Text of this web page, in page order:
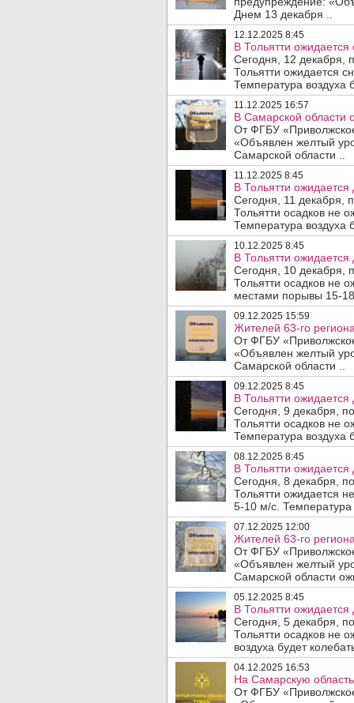
Днем 13 декабря ..
12.12.2025 8:45
В Тольятти
Сегодня, 12 декабря,
Тольятти ожидается
Температура воздуха
11.12.2025 16:57
В Самарской области
От ФГБУ
«Объявлен желтый
Самарской области ..
11.12.2025 8:45
В Тольятти ожидается
Сегодня, 11 декабря,
Тольятти осадков не
Температура воздуха
10.12.2025 8:45
В Тольятти ожидается
Сегодня, 10 декабря,
Тольятти осадков не
местами порывы 15-
09.12.2025 15:59
Жителей 63-го
От ФГБУ
«Объявлен желтый
Самарской области ..
09.12.2025 8:45
В Тольятти ожидается
Сегодня, 9 декабря,
Тольятти осадков не
Температура воздуха
08.12.2025 8:45
В Тольятти ожидается
Сегодня, 8 декабря,
Тольятти ожидается
5-10 м/с. Температура
07.12.2025 12:00
Жителей 63-го
От ФГБУ
«Объявлен желтый
Самарской области
05.12.2025 8:45
В Тольятти ожидается
Сегодня, 5 декабря,
Тольятти осадков не
воздуха будет
04.12.2025 16:53
На Самарскую область
От ФГБУ